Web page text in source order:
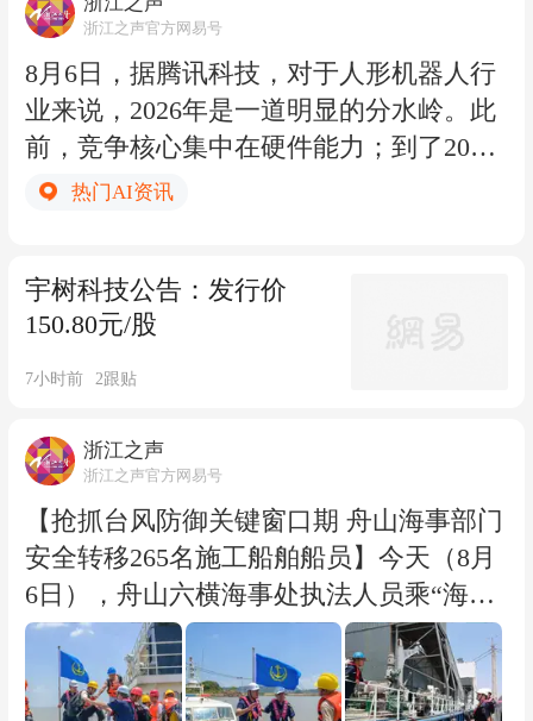
展将实行分时段错峰预约机制，全天分为
三个参观时段：上午 9:00-12:30、下午 12:
30-17:00、晚间17:00-19:30。特展实行展
厅入口单独核销，观众入馆后，须凭本人
园”特展展厅入口闸机依次进行核验，核
徐欣悦）
浙江之声官方网易号
8月6日，据腾讯科技，对于人形机器人行
业来说，2026年是一道明显的分水岭。此
前，竞争核心集中在硬件能力；到了2026
年，行业竞争从比拼“肌肉”转向比拼“智
完成行动。
据不完全统计，目前已有50家左右公司进
入IPO相关流程。启明创投主管合伙人周
能相关企业，几乎每周都会出现两三家新
公司的商业计划书。” 比创业者更快涌入
的是资金。截至2026年7月30日，具身模
型领域年内已发生195起融资，累计金额
达754.63亿元，仅前7个月已超过2025年全
年的4倍。一位从业人士称，平均每天至
少有5亿元流向具身智能，已有超过20家
公司估值突破百亿元。 资金并非均等流
热门AI资讯
宇树科技公告：发行价
150.80元/股
7小时前 2跟贴
浙江之声
浙江之声官方网易号
【抢抓台风防御关键窗口期 舟山海事部门
安全转移265名施工船舶船员】今天（8月
6日），舟山六横海事处执法人员乘“海巡
07331”艇对舟山南部水域水工作业区、施
工船舶开展全覆盖安全再排查，通过高频
逐船喊话、现场点对点督导、逐项核查落